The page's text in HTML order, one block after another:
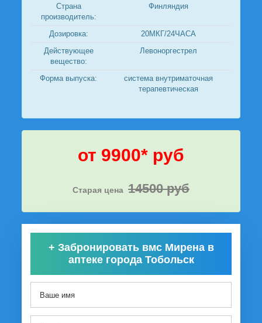
Страна
производитель:
Финляндия
Дозировка:
20МКГ/24ЧАСА
Действующее
вещество:
Левоноргестрел
Форма выпуска:
система внутриматочная
терапевтическая
от 9900* руб
Старая цена 14500 руб
+ Забронировать вмс Мирена в
аптеке города Тобольск